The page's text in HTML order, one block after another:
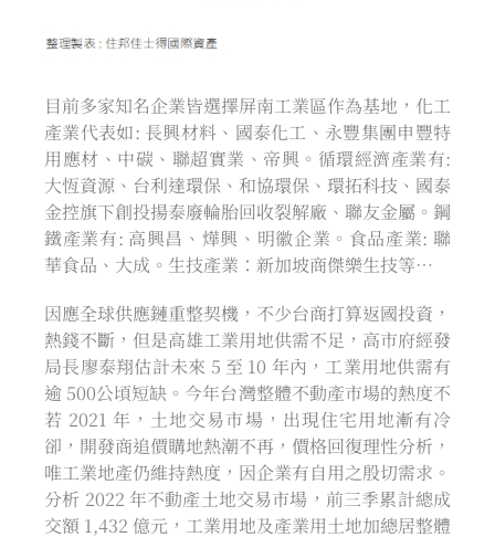
目前多家知名企業皆選擇屏南工業區作為基地，化工
產業代表如: 長興材料、國泰化工、永豐集團申豐特
用應材、中碳、聯超實業、帝興。循環經濟產業有:
大恆資源、台利達環保、和協環保、環拓科技、國泰
金控旗下創投揚泰廢輪胎回收裂解廠、聯友金屬。鋼
鐵產業有: 高興昌、燁興、明徽企業。食品產業: 聯
華食品、大成。生技產業：新加坡商傑樂生技等…
因應全球供應鏈重整契機，不少台商打算返國投資，
熱錢不斷，但是高雄工業用地供需不足，高市府經發
局長廖泰翔估計未來 5 至 10 年內，工業用地供需有
逾 500公頃短缺。今年台灣整體不動產市場的熱度不
若 2021 年，土地交易市場，出現住宅用地漸有冷
卻，開發商追價購地熱潮不再，價格回復理性分析，
唯工業地產仍維持熱度，因企業有自用之殷切需求。
分析 2022 年不動產土地交易市場，前三季累計總成
交額 1,432 億元，工業用地及產業用土地加總居整體